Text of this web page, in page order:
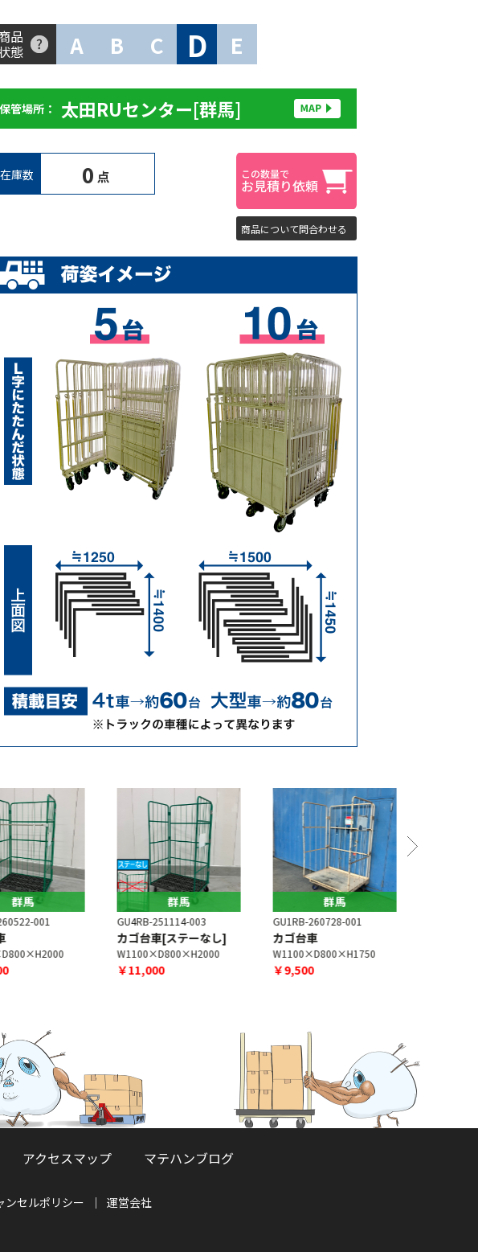
品
態 A B C D E
保管場所： 太田RUセンター[群馬]
在庫数 0 点
商品について問合わせる
群馬
001
群馬
GU4RB-251114-003
カゴ台車[ステーなし]
W1100×D800×H2000
￥11,000
群馬
GU1RB-260728-001
カゴ台車
W1100×D800×H1750
￥9,500
アクセスマップ マテハンブログ
ンセルポリシー 運営会社